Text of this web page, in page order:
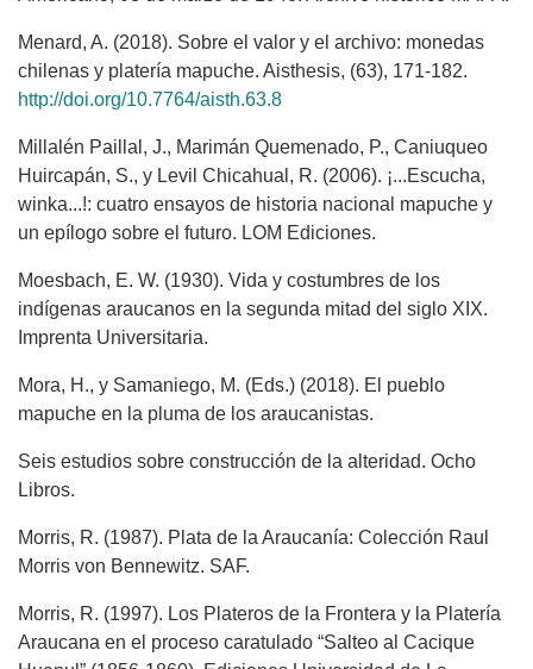
Menard, A. (2018). Sobre el valor y el archivo: monedas
chilenas y platería mapuche. Aisthesis, (63), 171-182.
http://doi.org/10.7764/aisth.63.8
Millalén Paillal, J., Marimán Quemenado, P., Caniuqueo
Huircapán, S., y Levil Chicahual, R. (2006). ¡...Escucha,
winka...!: cuatro ensayos de historia nacional mapuche y
un epílogo sobre el futuro. LOM Ediciones.
Moesbach, E. W. (1930). Vida y costumbres de los
indígenas araucanos en la segunda mitad del siglo XIX.
Imprenta Universitaria.
Mora, H., y Samaniego, M. (Eds.) (2018). El pueblo
mapuche en la pluma de los araucanistas.
Seis estudios sobre construcción de la alteridad. Ocho
Libros.
Morris, R. (1987). Plata de la Araucanía: Colección Raul
Morris von Bennewitz. SAF.
Morris, R. (1997). Los Plateros de la Frontera y la Platería
Araucana en el proceso caratulado “Salteo al Cacique